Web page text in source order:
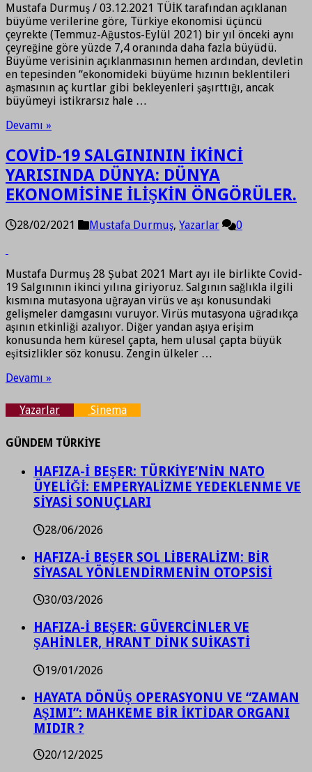
Mustafa Durmuş / 03.12.2021 TÜİK tarafından açıklanan
büyüme verilerine göre, Türkiye ekonomisi üçüncü
çeyrekte (Temmuz-Ağustos-Eylül 2021) bir yıl önceki aynı
çeyreğine göre yüzde 7,4 oranında daha fazla büyüdü.
Büyüme verisinin açıklanmasının hemen ardından, devletin
en tepesinden “ekonomideki büyüme hızının beklentileri
aşmasının aç kurtlar gibi bekleyenleri şaşırttığı, ancak
büyümeyi istikrarsız hale …
Devamı »
COVİD-19 SALGINININ İKİNCİ
YARISINDA DÜNYA: DÜNYA
EKONOMİSİNE İLİŞKİN ÖNGÖRÜLER.
28/02/2021 Mustafa Durmuş, Yazarlar 0
Mustafa Durmuş 28 Şubat 2021 Mart ayı ile birlikte Covid-
19 Salgınının ikinci yılına giriyoruz. Salgının sağlıkla ilgili
kısmına mutasyona uğrayan virüs ve aşı konusundaki
gelişmeler damgasını vuruyor. Virüs mutasyona uğradıkça
aşının etkinliği azalıyor. Diğer yandan aşıya erişim
konusunda hem küresel çapta, hem ulusal çapta büyük
eşitsizlikler söz konusu. Zengin ülkeler …
Devamı »
Yazarlar Sinema
GÜNDEM TÜRKİYE
HAFIZA-İ BEŞER: TÜRKİYE’NİN NATO
ÜYELİĞİ: EMPERYALİZME YEDEKLENME VE
SİYASİ SONUÇLARI
28/06/2026
HAFIZA-İ BEŞER SOL LİBERALİZM: BİR
SİYASAL YÖNLENDİRMENİN OTOPSİSİ
30/03/2026
HAFIZA-İ BEŞER: GÜVERCİNLER VE
ŞAHİNLER, HRANT DİNK SUİKASTİ
19/01/2026
HAYATA DÖNÜŞ OPERASYONU VE “ZAMAN
AŞIMI”: MAHKEME BİR İKTİDAR ORGANI
MIDIR ?
20/12/2025